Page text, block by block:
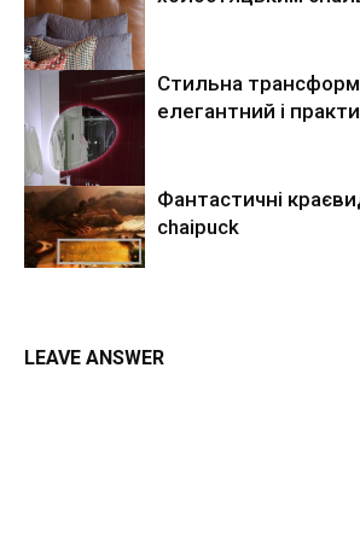
Стильна
елегантний і
Фантастичні
chaipuck
LEAVE ANSWER